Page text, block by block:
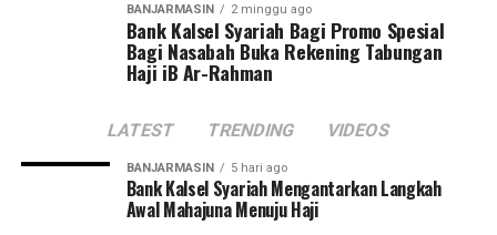
Post Views: 22
Sebarkan
Messenger 0 Twitter 0
BANJARMASIN 2 minggu ago
Bank Kalsel Syariah Bagi Promo Spesial
Bagi Nasabah Buka Rekening Tabungan
Haji iB Ar-Rahman
LATEST TRENDING VIDEOS
BANJARMASIN 5 hari ago
Bank Kalsel Syariah Mengantarkan Langkah
Awal Mahajuna Menuju Haji